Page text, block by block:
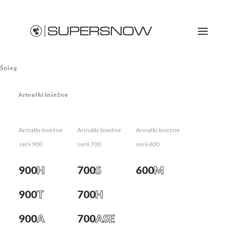
Śnieg
Armatki śnieżne
Armatki śnieżne
serii 900
900H
900T
900A
Armatki śnieżne
serii 700
700S
700H
700ASE
Armatki śnieżne
serii 600
600M
Śnieg